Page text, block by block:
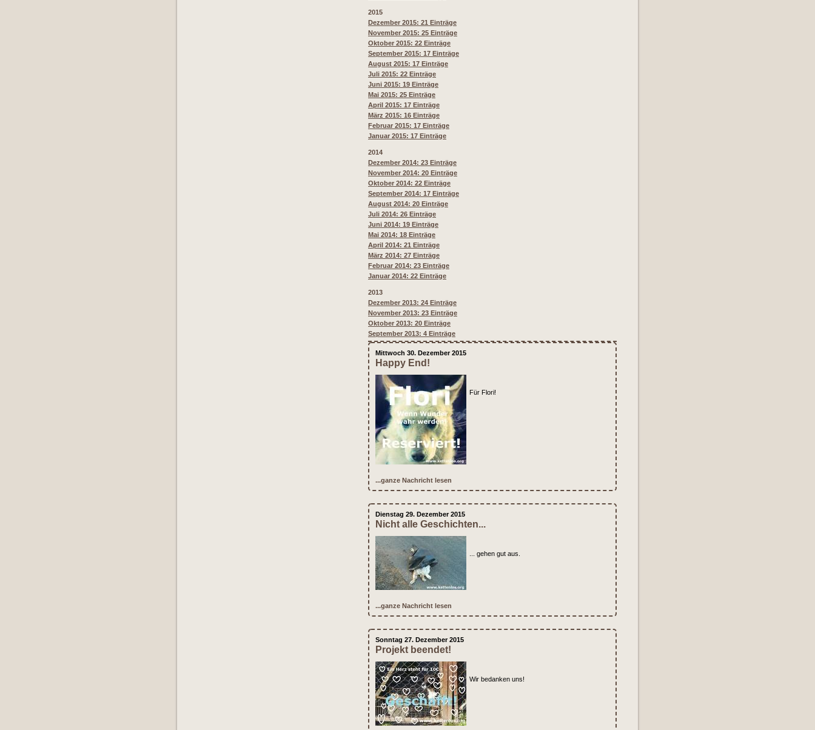
2015
Dezember 2015: 21 Einträge
November 2015: 25 Einträge
Oktober 2015: 22 Einträge
September 2015: 17 Einträge
August 2015: 17 Einträge
Juli 2015: 22 Einträge
Juni 2015: 19 Einträge
Mai 2015: 25 Einträge
April 2015: 17 Einträge
März 2015: 16 Einträge
Februar 2015: 17 Einträge
Januar 2015: 17 Einträge
2014
Dezember 2014: 23 Einträge
November 2014: 20 Einträge
Oktober 2014: 22 Einträge
September 2014: 17 Einträge
August 2014: 20 Einträge
Juli 2014: 26 Einträge
Juni 2014: 19 Einträge
Mai 2014: 18 Einträge
April 2014: 21 Einträge
März 2014: 27 Einträge
Februar 2014: 23 Einträge
Januar 2014: 22 Einträge
2013
Dezember 2013: 24 Einträge
November 2013: 23 Einträge
Oktober 2013: 20 Einträge
September 2013: 4 Einträge
Mittwoch 30. Dezember 2015
Happy End!
Für Flori!
...ganze Nachricht lesen
Dienstag 29. Dezember 2015
Nicht alle Geschichten...
... gehen gut aus.
...ganze Nachricht lesen
Sonntag 27. Dezember 2015
Projekt beendet!
Wir bedanken uns!